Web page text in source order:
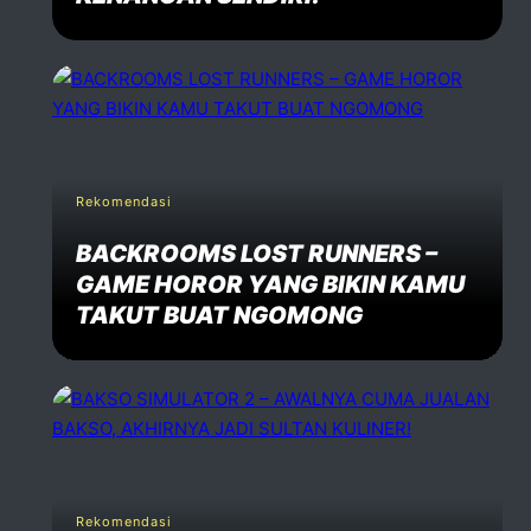
Rekomendasi
BACKROOMS LOST RUNNERS –
GAME HOROR YANG BIKIN KAMU
TAKUT BUAT NGOMONG
Rekomendasi